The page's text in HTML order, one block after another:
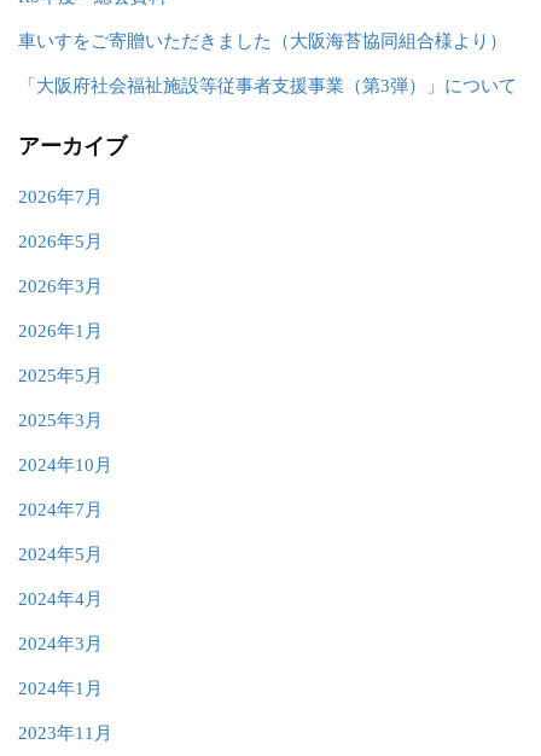
車いすをご寄贈いただきました（大阪海苔協同組合様より）
「大阪府社会福祉施設等従事者支援事業（第3弾）」について
アーカイブ
2026年7月
2026年5月
2026年3月
2026年1月
2025年5月
2025年3月
2024年10月
2024年7月
2024年5月
2024年4月
2024年3月
2024年1月
2023年11月